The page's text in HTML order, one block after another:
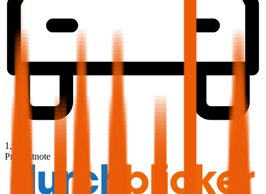
1,9
Produktnote